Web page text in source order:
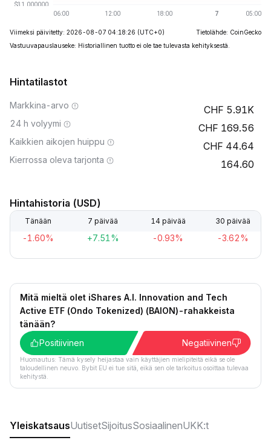
Viimeksi päivitetty: 2026-08-07 04:18:26 (UTC+0)
Tietolähde: CoinGecko
Vastuuvapauslauseke: Historiallinen tuotto ei ole tae tulevasta kehityksestä.
Hintatilastot
Markkina-arvo 5.91K
24 h volyymi 169.56
Kaikkien aikojen huippu 44.64
Kierrossa oleva tarjonta 164.60
Hintahistoria (USD)
Tänään 7 päivää 14 päivää 30 päivää
-1.60% +7.51% -0.93% -3.62%
Mitä mieltä olet iShares A.I. Innovation and Tech
Active ETF (Ondo Tokenized) (BAION)-rahakkeista
tänään?
Positiivinen
Negatiivinen
Huomautus: Tämä kysely heijastaa vain käyttäjien mielipiteitä eikä se ole
taloudellinen neuvo. Bybit EU ei tue sitä, eikä sen ole tarkoitus osoittaa tulevaa
kehitystä.
YleiskatsausUutisetSijoitusSosiaalinenUKK:t